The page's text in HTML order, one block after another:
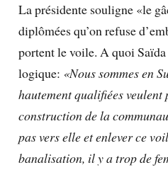
La présidente souligne «le
diplômées qu’on refuse
portent le voile. A quoi
logique: «Nous sommes en
hautement qualifiées
construction de la
pas vers elle et enlever ce
banalisation, il y a trop de